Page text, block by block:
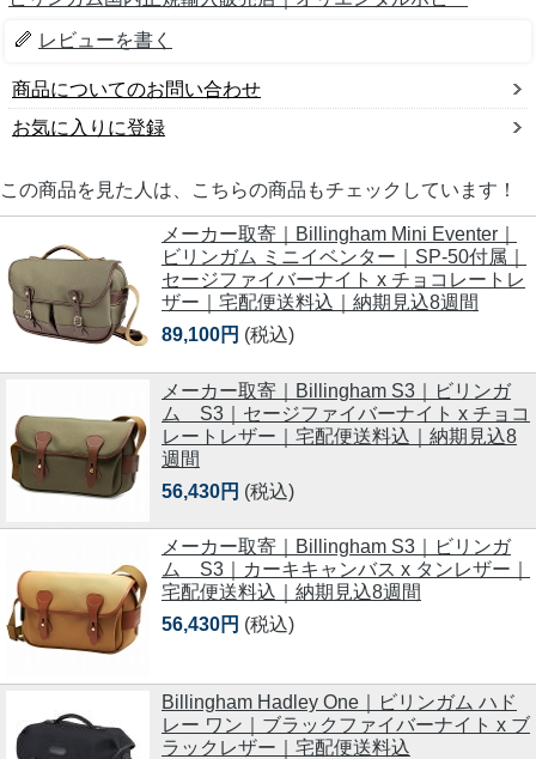
レビューを書く
商品についてのお問い合わせ
お気に入りに登録
この商品を見た人は、こちらの商品もチェックしています！
メーカー取寄｜Billingham Mini Eventer｜
ビリンガム ミニイベンター｜SP-50付属｜
セージファイバーナイト x チョコレートレ
ザー｜宅配便送料込｜納期見込8週間
89,100円 (税込)
メーカー取寄｜Billingham S3｜ビリンガ
ム S3｜セージファイバーナイト x チョコ
レートレザー｜宅配便送料込｜納期見込8
週間
56,430円 (税込)
メーカー取寄｜Billingham S3｜ビリンガ
ム S3｜カーキキャンバス x タンレザー｜
宅配便送料込｜納期見込8週間
56,430円 (税込)
Billingham Hadley One｜ビリンガム ハド
レー ワン｜ブラックファイバーナイト x ブ
ラックレザー｜宅配便送料込